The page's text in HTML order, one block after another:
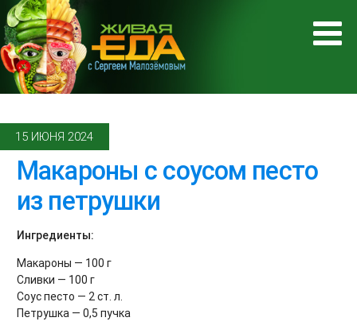
15 ИЮНЯ 2024
Макароны с соусом песто
из петрушки
Ингредиенты:
Макароны — 100 г
Сливки — 100 г
Соус песто — 2 ст. л.
Петрушка — 0,5 пучка